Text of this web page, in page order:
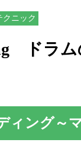
クニック
ドラム
ィング～